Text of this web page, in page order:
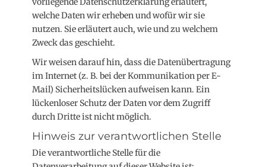
welche Daten wir erheben und wofür wir sie
nutzen. Sie erläutert auch, wie und zu welchem
Zweck das geschieht.
Wir weisen darauf hin, dass die Datenübertragung
im Internet (z. B. bei der Kommunikation per E-
Mail) Sicherheitslücken aufweisen kann. Ein
lückenloser Schutz der Daten vor dem Zugriff
durch Dritte ist nicht möglich.
Hinweis zur verantwortlichen Stelle
Die verantwortliche Stelle für die